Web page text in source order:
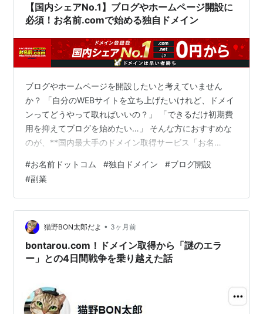
【国内シェアNo.1】ブログやホームページ開設に
必須！お名前.comで始める独自ドメイン
ブログやホームページを開設したいと考えていません
か？ 「自分のWEBサイトを立ち上げたいけれど、ドメイ
ンってどうやって取ればいいの？」 「できるだけ初期費
用を抑えてブログを始めたい…」 そんな方におすすめな
のが、**国内最大手のドメイン取得サービス「お名
メインが驚きの低価格（0円〜）で取得できます。 💡 お
名前.comが選ばれる3つの理由 国内シェアNo.1の圧倒的
実績！ 登録実績が豊富で、初心者でも安心して利用でき
ます。 人気のドメインが0円から取得可能！ 初期費用を
最小限に抑えてWebサイトを開設できます。 希望のドメ
インは…
#お名前ドットコム #独自ドメイン #ブログ開設
#副業
猫野BON太郎だよ • 3ヶ月前
bontarou.com！ドメイン取得から「謎のエラ
ー」との4日間戦争を乗り越えた話